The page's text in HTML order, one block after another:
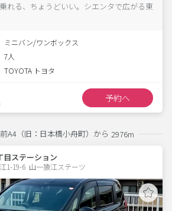
れる、ちょうどいい。シエンタで広がる東
ミニバン/ワンボックス
7人
TOYOTA トヨタ
予約へ
A4（旧：日本橋小舟町）から 2976m
目ステーション
1-19-6  山一猿江ステーツ